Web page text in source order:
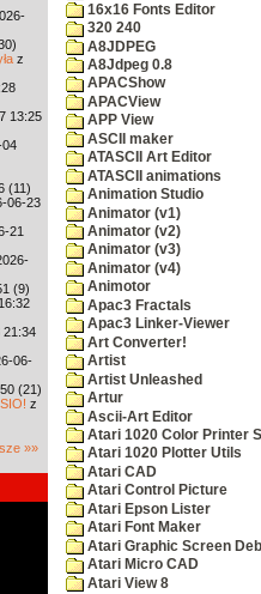
z
13:25
04
(11)
06-23
21
(9)
21:34
06-
(21)
z
»»
16x16 Fonts Editor
320 240
A8JDPEG
A8Jdpeg 0.8
APACShow
APACView
APP View
ASCII maker
ATASCII Art Editor
ATASCII animations
Animation Studio
Animator (v1)
Animator (v2)
Animator (v3)
Animator (v4)
Animotor
Apac3 Fractals
Apac3 Linker-Viewer
Art Converter!
Artist
Artist Unleashed
Artur
Ascii-Art Editor
Atari 1020 Color Printer
Atari 1020 Plotter Utils
Atari CAD
Atari Control Picture
Atari Epson Lister
Atari Font Maker
Atari Graphic Screen
Atari Micro CAD
Atari View 8